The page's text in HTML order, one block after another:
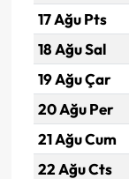
17 Ağu Pts
18 Ağu Sal
19 Ağu Çar
20 Ağu Per
21 Ağu Cum
22 Ağu Cts